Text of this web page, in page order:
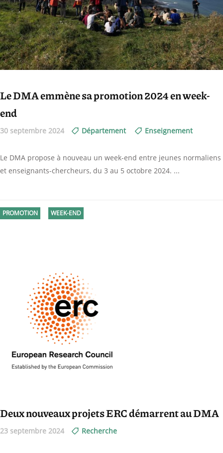
Le DMA emmène sa promotion 2024 en week-
end
30 septembre 2024 Département Enseignement
Le DMA propose à nouveau un week-end entre jeunes normaliens
et enseignants-chercheurs, du 3 au 5 octobre 2024.
PROMOTION WEEK-END
Deux nouveaux projets ERC démarrent au DMA
23 septembre 2024 Recherche